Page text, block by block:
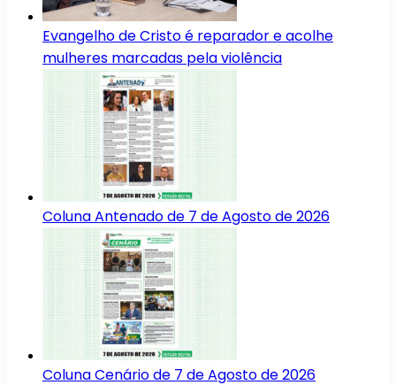
Evangelho de Cristo é reparador e acolhe
mulheres marcadas pela violência
Coluna Antenado de 7 de Agosto de 2026
Coluna Cenário de 7 de Agosto de 2026